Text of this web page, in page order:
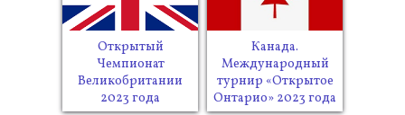
Открытый
Чемпионат
Великобритании
2023 года
Канада.
Международный
турнир «Открытое
Онтарио» 2023 года